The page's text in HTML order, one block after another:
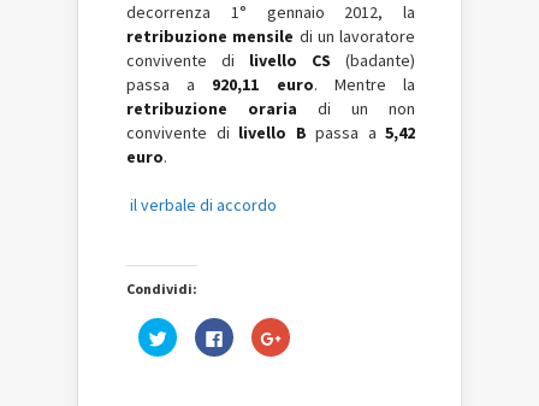
decorrenza 1° gennaio 2012, la
retribuzione mensile di un lavoratore
convivente di livello CS (badante)
passa a 920,11 euro. Mentre la
retribuzione oraria di un non
convivente di livello B passa a 5,42
euro.
il verbale di accordo
Condividi:
Fai
clic
Fai
clic
Fai
clic